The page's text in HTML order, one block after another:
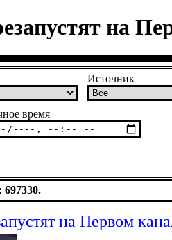
на
Источник
время
697330.
на Первом